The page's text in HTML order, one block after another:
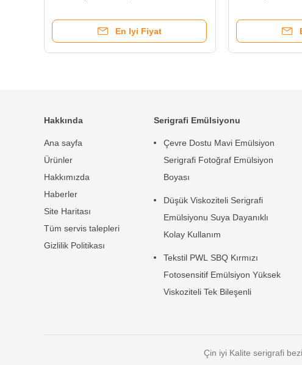
En Iyi Fiyat
Hakkında
Ana sayfa
Ürünler
Hakkımızda
Haberler
Site Haritası
Tüm servis talepleri
Gizlilik Politikası
Serigrafi Emülsiyonu
Çevre Dostu Mavi Emülsiyon
Serigrafi Fotoğraf Emülsiyon
Boyası
Düşük Viskoziteli Serigrafi
Emülsiyonu Suya Dayanıklı
Kolay Kullanım
Tekstil PWL SBQ Kırmızı
Fotosensitif Emülsiyon Yüksek
Viskoziteli Tek Bileşenli
Çin iyi Kalite serigrafi